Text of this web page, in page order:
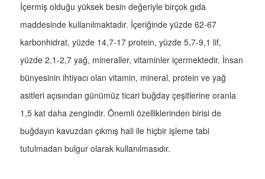
İçermiş olduğu yüksek besin değeriyle birçok gıda
maddesinde kullanılmaktadır. İçeriğinde yüzde 62-67
karbonhidrat, yüzde 14,7-17 protein, yüzde 5,7-9,1 lif,
yüzde 2,1-2,7 yağ, mineraller, vitaminler içermektedir. İnsan
bünyesinin ihtiyacı olan vitamin, mineral, protein ve yağ
asitleri açısından günümüz ticari buğday çeşitlerine oranla
1,5 kat daha zengindir. Önemli özelliklerinden birisi de
buğdayın kavuzdan çıkmış hali ile hiçbir işleme tabi
tutulmadan bulgur olarak kullanılmasıdır.